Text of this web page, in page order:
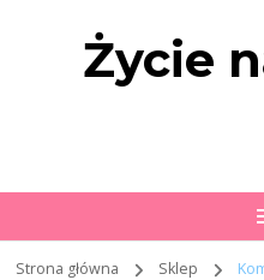
Życie
Strona główna Sklep